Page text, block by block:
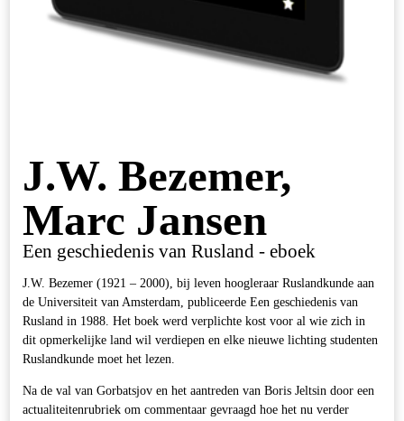
J.W. Bezemer,
Marc Jansen
Een geschiedenis van Rusland - eboek
J.W. Bezemer (1921 – 2000), bij leven hoogleraar Ruslandkunde aan
de Universiteit van Amsterdam, publiceerde Een geschiedenis van
Rusland in 1988. Het boek werd verplichte kost voor al wie zich in
dit opmerkelijke land wil verdiepen en elke nieuwe lichting studenten
Ruslandkunde moet het lezen.
Na de val van Gorbatsjov en het aantreden van Boris Jeltsin door een
actualiteitenrubriek om commentaar gevraagd hoe het nu verder